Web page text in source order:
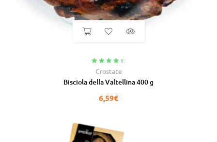
Valutato
4.60
Crostate
Bisciola della Valtellina 400 g
6,59€